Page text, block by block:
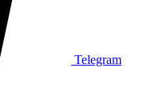
Telegram